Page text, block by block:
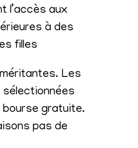
l’accès aux
à des
filles
Les
sélectionnées
gratuite.
pas de